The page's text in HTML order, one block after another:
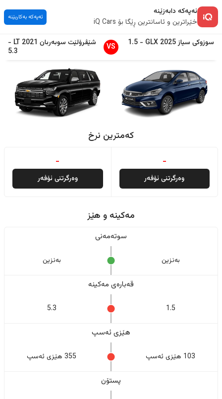
ئەپەکە دابەزێنە
خێراترین و ئاسانترین ڕێگا بۆ iQ Cars
ئەپەکە بەکاربێنە
سوزوکی سیاز2025
GLX
-
1.5
VS شێڤرۆلێت سوبەربان 2021
LT
-
5.3
کەمترین نرخ
-
وەرگرتنی ئۆفەر
-
وەرگرتنی ئۆفەر
مەکینە و هێز
سوتەمەنی
بەنزین بەنزین
قەبارەی مەکینە
1.5
5.3
هێزی ئەسپ
103 هێزی ئەسپ 355 هێزی ئەسپ
پستۆن